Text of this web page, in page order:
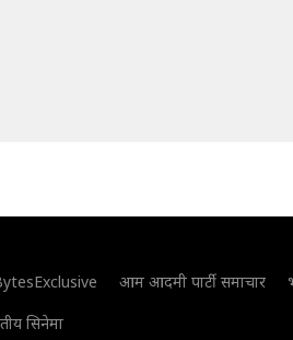
आम आदमी पार्टी समाचार
सिनेमा